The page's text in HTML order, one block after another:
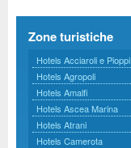
Zone turistiche
Hotels Acciaroli e Pioppi
Hotels Agropoli
Hotels Amalfi
Hotels Ascea Marina
Hotels Atrani
Hotels Camerota